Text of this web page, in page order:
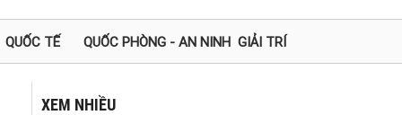
QUỐC TẾ QUỐC PHÒNG - AN NINH GIẢI TRÍ
XEM NHIỀU